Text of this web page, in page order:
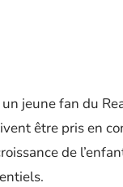
jeune fan du
être pris en
de